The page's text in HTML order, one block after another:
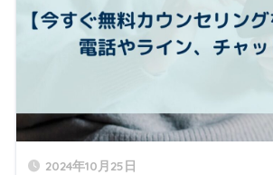
2024年10月25日